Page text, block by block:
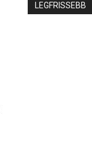
LEGFRISSEBB